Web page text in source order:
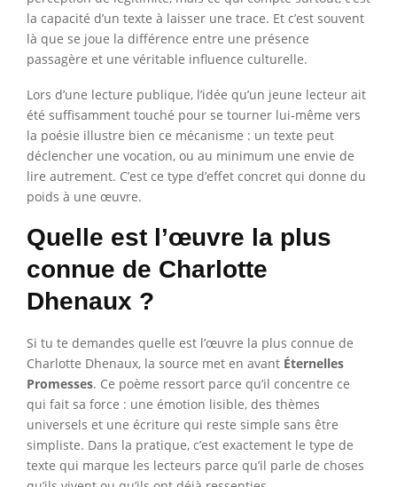
la capacité d’un texte à laisser une trace. Et c’est souvent
là que se joue la différence entre une présence
passagère et une véritable influence culturelle.
Lors d’une lecture publique, l’idée qu’un jeune lecteur ait
été suffisamment touché pour se tourner lui-même vers
la poésie illustre bien ce mécanisme : un texte peut
déclencher une vocation, ou au minimum une envie de
lire autrement. C’est ce type d’effet concret qui donne du
poids à une œuvre.
Quelle est l’œuvre la plus
connue de Charlotte
Dhenaux ?
Si tu te demandes quelle est l’œuvre la plus connue de
Charlotte Dhenaux, la source met en avant Éternelles
Promesses. Ce poème ressort parce qu’il concentre ce
qui fait sa force : une émotion lisible, des thèmes
universels et une écriture qui reste simple sans être
simpliste. Dans la pratique, c’est exactement le type de
texte qui marque les lecteurs parce qu’il parle de choses